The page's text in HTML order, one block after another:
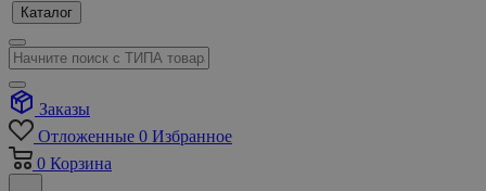
Каталог
Заказы
Отложенные 0 Избранное
0 Корзина